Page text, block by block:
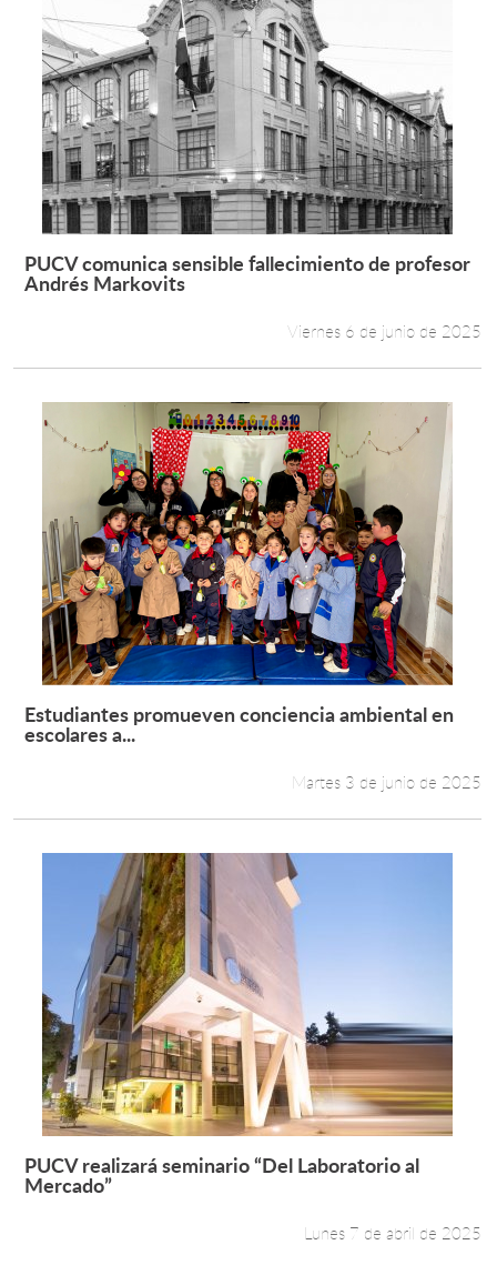
Leer más +
PUCV comunica sensible fallecimiento de profesor
Andrés Markovits
Viernes 6 de junio de 2025
Leer más +
Estudiantes promueven conciencia ambiental en
escolares a...
Martes 3 de junio de 2025
Leer más +
PUCV realizará seminario “Del Laboratorio al
Mercado”
Lunes 7 de abril de 2025